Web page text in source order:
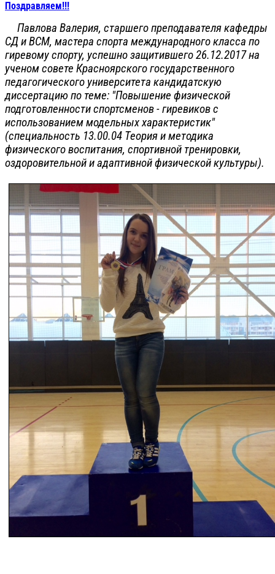
Поздравляем!!!
Павлова Валерия, старшего преподавателя кафедры
СД и ВСМ, мастера спорта международного класса по
гиревому спорту, успешно защитившего 26.12.2017 на
ученом совете Красноярского государственного
педагогического университета кандидатскую
диссертацию по теме: "Повышение физической
подготовленности спортсменов - гиревиков с
использованием модельных характеристик"
(специальность 13.00.04 Теория и методика
физического воспитания, спортивной тренировки,
оздоровительной и адаптивной физической культуры).